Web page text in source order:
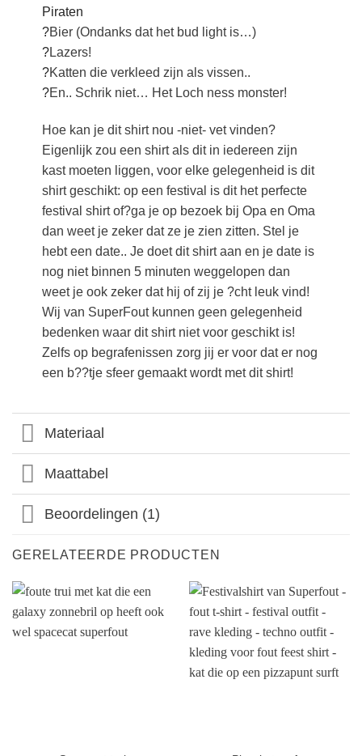
Piraten
?Bier (Ondanks dat het bud light is…)
?Lazers!
?Katten die verkleed zijn als vissen..
?En.. Schrik niet… Het Loch ness monster!
Hoe kan je dit shirt nou -niet- vet vinden?
Eigenlijk zou een shirt als dit in iedereen zijn
kast moeten liggen, voor elke gelegenheid is dit
shirt geschikt: op een festival is dit het perfecte
festival shirt of?ga je op bezoek bij Opa en Oma
dan weet je zeker dat ze je zien zitten. Stel je
hebt een date.. Je doet dit shirt aan en je date is
nog niet binnen 5 minuten weggelopen dan
weet je ook zeker dat hij of zij je ?cht leuk vind!
Wij van SuperFout kunnen geen gelegenheid
bedenken waar dit shirt niet voor geschikt is!
Zelfs op begrafenissen zorg jij er voor dat er nog
een b??tje sfeer gemaakt wordt met dit shirt!
Materiaal
Maattabel
Beoordelingen (1)
GERELATEERDE PRODUCTEN